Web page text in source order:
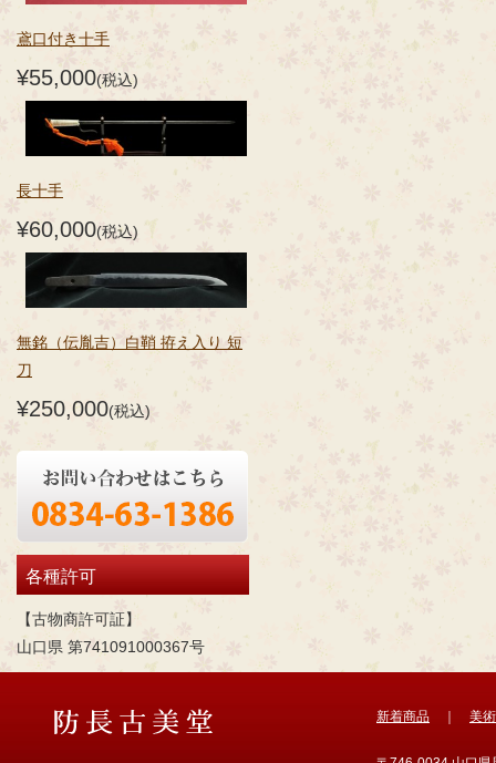
鳶口付き十手
¥55,000(税込)
長十手
¥60,000(税込)
無銘（伝胤吉）白鞘 拵え入り 短
刀
¥250,000(税込)
各種許可
【古物商許可証】
山口県 第741091000367号
新着商品 美